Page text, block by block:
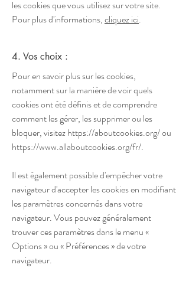
les cookies que vous utilisez sur votre site.
Pour plus d'informations,cliquez ici.
4. Vos choix :
Pour en savoir plus sur les cookies,
notamment sur la manière de voir quels
cookies ont été définis et de comprendre
comment les gérer, les supprimer ou les
bloquer, visitezhttps://aboutcookies.org/ou
https://www.allaboutcookies.org/fr/.
Il est également possible d'empêcher votre
navigateur d'accepter les cookies en modifiant
les paramètres concernés dans votre
navigateur. Vous pouvez généralement
trouver ces paramètres dans le menu «
Options » ou « Préférences » de votre
navigateur.